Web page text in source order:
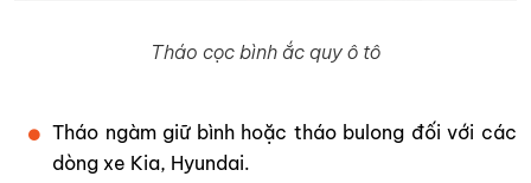
Tháo cọc bình ắc quy ô tô
Tháo ngàm giữ bình hoặc tháo bulong đối với các
dòng xe Kia, Hyundai.